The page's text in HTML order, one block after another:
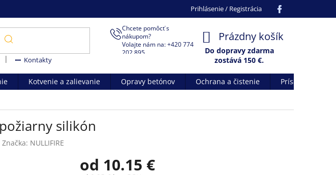
Prihlásenie / Registrácia
Chcete pomôcť s
nákupom?
Volajte nám na: +420 774
202 895
NÁKUPNÝ
KOŠÍK
Prázdny košík
Kontakty
Do dopravy zdarma
zostává 150 €.
Kotvenie a zalievanie Opravy betónov Ochrana a čistenie
Prísady do
silikón
Značka: NULLIFIRE
od 10.15 €